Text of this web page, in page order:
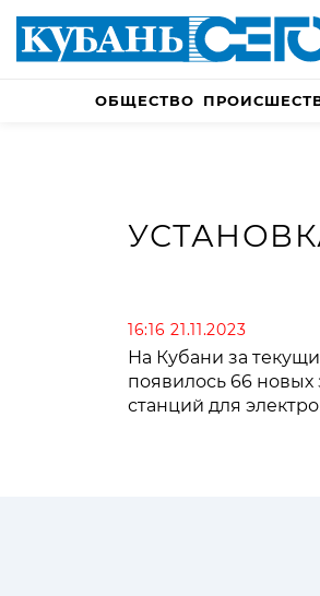
ОБЩЕСТВО
16:16 21.11.2023
На Кубани за
появилось 66 новых
станций для